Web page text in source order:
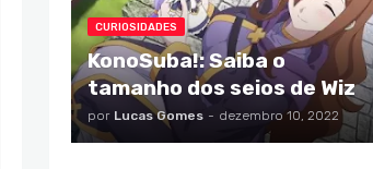
CURIOSIDADES
KonoSuba!: Saiba o
tamanho dos seios de Wiz
por Lucas Gomes - dezembro 10, 2022